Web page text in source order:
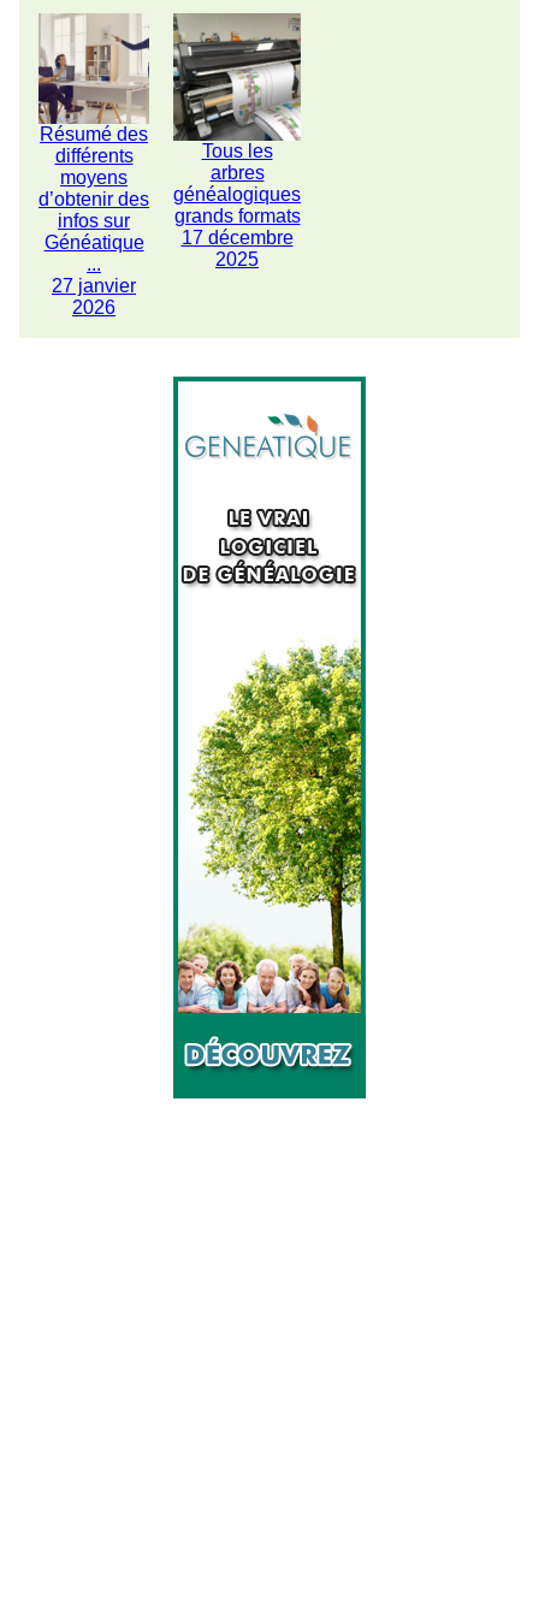
Résumé des
différents
moyens
d’obtenir des
infos sur
Généatique
...
27 janvier
2026
Tous les
arbres
généalogiques
grands formats
17 décembre
2025